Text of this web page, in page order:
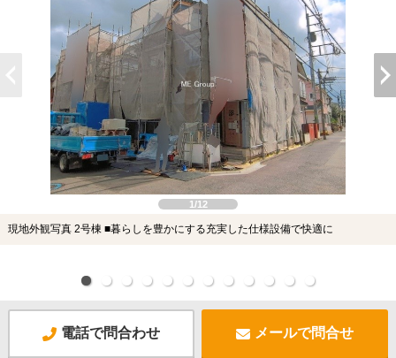
1/12
現地外観写真 2号棟 ■暮らしを豊かにする充実した仕様設備で快適に
電話で問合わせ メールで問合せ